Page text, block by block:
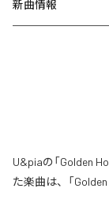
新曲情報
U&piaの「Golden
た楽曲は、「